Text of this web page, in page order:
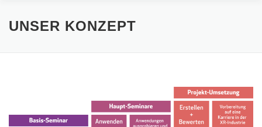
UNSERE MISSION WAS IST XR?
UNSER KONZEPT